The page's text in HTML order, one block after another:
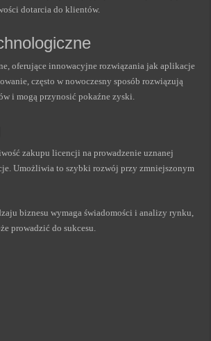
dotarcia do klientów.
oferujące innowacyjne rozwiązania jak aplikacje
często w nowoczesny sposób rozwiązują
i mogą przynosić pokaźne zyski.
zakupu licencji na prowadzenie uznanej
Umożliwia to szybki rozwój przy zmniejszonym
biznesu wymaga świadomości i analizy rynku,
prowadzić do sukcesu.